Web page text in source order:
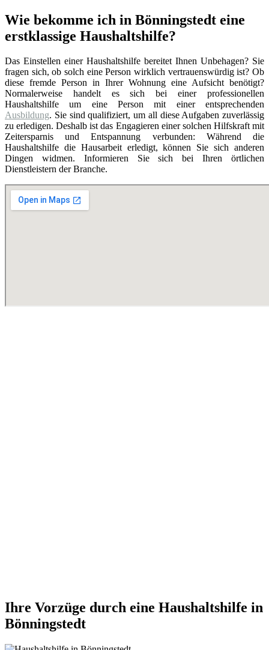
Wie bekomme ich in Bönningstedt eine
erstklassige Haushaltshilfe?
Das Einstellen einer Haushaltshilfe bereitet Ihnen Unbehagen? Sie
fragen sich, ob solch eine Person wirklich vertrauenswürdig ist? Ob
diese fremde Person in Ihrer Wohnung eine Aufsicht benötigt?
Normalerweise handelt es sich bei einer professionellen
Haushaltshilfe um eine Person mit einer entsprechenden
Ausbildung. Sie sind qualifiziert, um all diese Aufgaben zuverlässig
zu erledigen. Deshalb ist das Engagieren einer solchen Hilfskraft mit
Zeitersparnis und Entspannung verbunden: Während die
Haushaltshilfe die Hausarbeit erledigt, können Sie sich anderen
Dingen widmen. Informieren Sie sich bei Ihren örtlichen
Dienstleistern der Branche.
Ihre Vorzüge durch eine Haushaltshilfe in
Bönningstedt